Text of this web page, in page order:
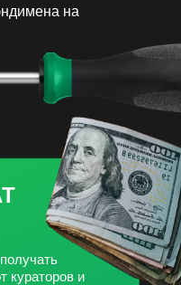
кураторов и
на